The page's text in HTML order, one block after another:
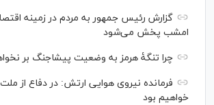
گزارش رئیس‌ جمهور به مردم در زمینه
امشب پخش می‌شود
چرا تنگۀ هرمز به وضعیت پیشاجنگ بر
فرمانده نیروی هوایی ارتش: در دفاع از
خواهیم بود